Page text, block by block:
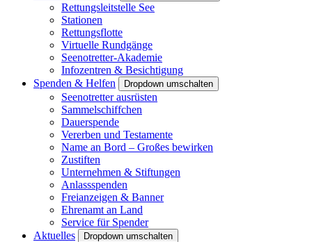
Rettungsleitstelle See
Stationen
Rettungsflotte
Virtuelle Rundgänge
Seenotretter-Akademie
Infozentren & Besichtigung
Spenden & Helfen
Dropdown umschalten
Seenotretter ausrüsten
Sammelschiffchen
Dauerspende
Vererben und Testamente
Name an Bord – Großes bewirken
Zustiften
Unternehmen & Stiftungen
Anlassspenden
Freianzeigen & Banner
Ehrenamt an Land
Service für Spender
Aktuelles
Dropdown umschalten